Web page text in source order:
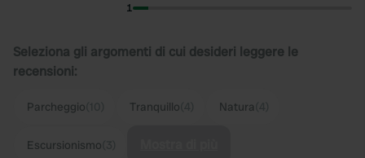
1
Seleziona gli argomenti di cui desideri leggere le
recensioni:
Parcheggio Tranquillo Natura
Escursionismo